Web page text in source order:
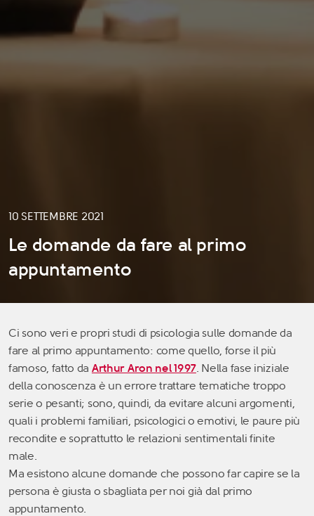
10 SETTEMBRE 2021
Le domande da fare al primo
appuntamento
Ci sono veri e propri studi di psicologia sulle domande da
fare al primo appuntamento: come quello, forse il più
famoso, fatto da Arthur Aron nel 1997. Nella fase iniziale
della conoscenza è un errore trattare tematiche troppo
serie o pesanti; sono, quindi, da evitare alcuni argomenti,
quali i problemi familiari, psicologici o emotivi, le paure più
recondite e soprattutto le relazioni sentimentali finite
male.
Ma esistono alcune domande che possono far capire se la
persona è giusta o sbagliata per noi già dal primo
appuntamento.